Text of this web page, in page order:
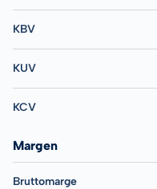
KBV
KUV
KCV
Margen
Bruttomarge